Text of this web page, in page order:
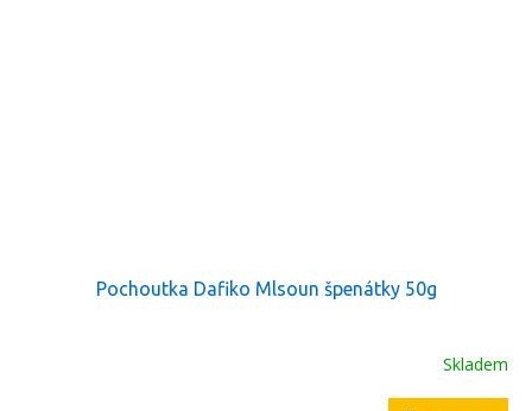
Pochoutka Dafiko Mlsoun špenátky 50g
Skladem